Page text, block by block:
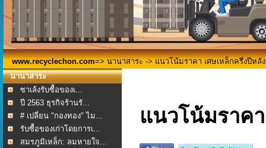
www.recyclechon.com=> นานาสาระ -> แนวโน้มราคา เศษเหล็กครึ่งปีหลั
นานาสาระ
ซาเล้งรับซื้อของเ...
ปี 2563 ธุรกิจร้านรั...
# เปลี่ยน "กองทอง" ไม...
รับซื้อของเก่าโดยการเ...
สมรภูมิเหล็ก: ลมหายใจ...
แนวโน้มราค